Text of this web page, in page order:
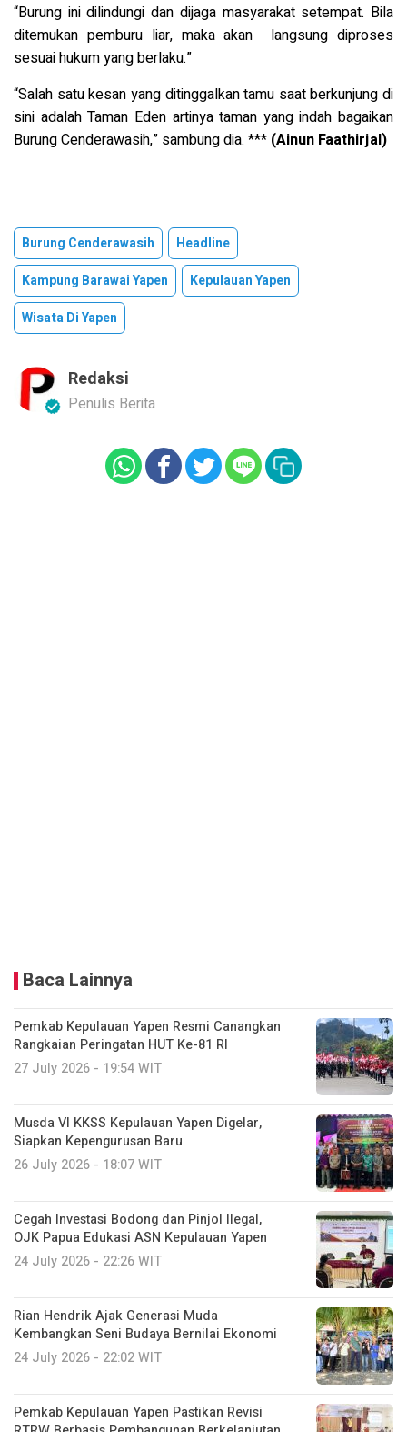
“Burung ini dilindungi dan dijaga masyarakat setempat. Bila
ditemukan pemburu liar, maka akan langsung diproses
sesuai hukum yang berlaku.”
“Salah satu kesan yang ditinggalkan tamu saat berkunjung di
sini adalah Taman Eden artinya taman yang indah bagaikan
Burung Cenderawasih,” sambung dia. *** (Ainun Faathirjal)
Burung Cenderawasih
Headline
Kampung Barawai Yapen
Kepulauan Yapen
Wisata Di Yapen
Redaksi
Penulis Berita
Baca Lainnya
Pemkab Kepulauan Yapen Resmi Canangkan
Rangkaian Peringatan HUT Ke-81 RI
27 July 2026 - 19:54 WIT
Musda VI KKSS Kepulauan Yapen Digelar,
Siapkan Kepengurusan Baru
26 July 2026 - 18:07 WIT
Cegah Investasi Bodong dan Pinjol Ilegal,
OJK Papua Edukasi ASN Kepulauan Yapen
24 July 2026 - 22:26 WIT
Rian Hendrik Ajak Generasi Muda
Kembangkan Seni Budaya Bernilai Ekonomi
24 July 2026 - 22:02 WIT
Pemkab Kepulauan Yapen Pastikan Revisi